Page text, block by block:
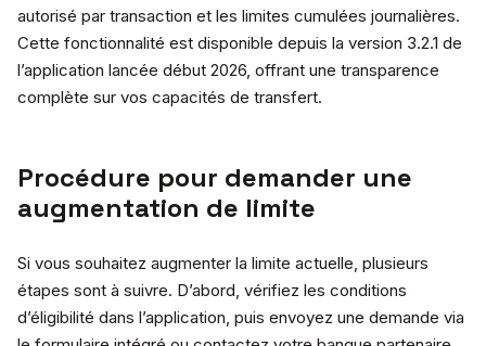
autorisé par transaction et les limites cumulées journalières.
Cette fonctionnalité est disponible depuis la version 3.2.1 de
l’application lancée début 2026, offrant une transparence
complète sur vos capacités de transfert.
Procédure pour demander une
augmentation de limite
Si vous souhaitez augmenter la limite actuelle, plusieurs
étapes sont à suivre. D’abord, vérifiez les conditions
d’éligibilité dans l’application, puis envoyez une demande via